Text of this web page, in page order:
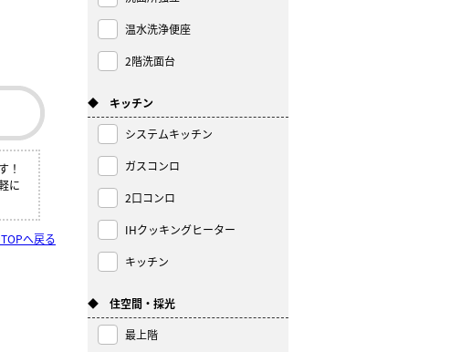
！
に
へ戻る
温水洗浄便座
2階洗面台
◆ キッチン
システムキッチン
ガスコンロ
2口コンロ
IHクッキングヒーター
キッチン
◆ 住空間・採光
最上階